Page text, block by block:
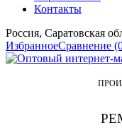
Контакты
Россия, Саратовская
ИзбранноеСравнение